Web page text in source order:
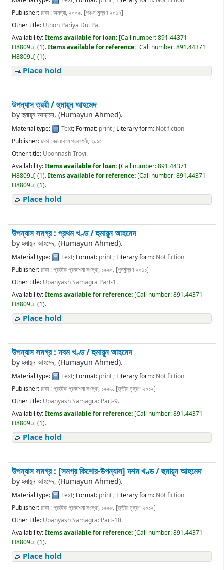
Publisher:ঢাকা : অনন্যা, ২০০৯. [পঞ্চম মুদ্রণ ২০১৭]
Other title: Uthon Pariya Dui Pa.
Availability:Items available for loan: [Call number:891.44371
H8809u] (1).Items available for reference: [Call number:891.44371
H8809u] (1).
Place hold
উপন্যাস ত্রয়ী /হুমায়ূন আহমেদ
byহুমায়ূন আহমেদ, (Humayun Ahmed).
Material type: Text; Format: print; Literary form: Not fiction
Publisher:ঢাকা : জ্ঞানকোষ প্রকাশনী, ২০১৫
Other title: Uponnash Troyi.
Availability:Items available for loan: [Call number:891.44371
H8809u] (1).Items available for reference: [Call number:891.44371
H8809u] (1).
Place hold
উপন্যাস সমগ্র : প্রথম খণ্ড /হুমায়ূন আহমেদ
byহুমায়ূন আহমেদ, (Humayun Ahmed).
Material type: Text; Format: print; Literary form: Not fiction
Publisher:ঢাকা : প্রতীক প্রকাশনা সংস্থা, ১৯৯০. [পুনর্মুদ্রণ ২০১১]
Other title: Upanyash Samagra Part-1.
Availability:Items available for reference: [Call number:891.44371
H8809u] (1).
Place hold
উপন্যাস সমগ্র : নবম খণ্ড /হুমায়ূন আহমেদ
byহুমায়ূন আহমেদ, (Humayun Ahmed).
Material type: Text; Format: print; Literary form: Not fiction
Publisher:ঢাকা : প্রতীক প্রকাশনা সংস্থা, ১৯৯৬. [তৃতীয় মুদ্রণ ২০১২]
Other title: Upanyash Samagra: Part-9.
Availability:Items available for reference: [Call number:891.44371
H8809u] (1).
Place hold
উপন্যাস সমগ্র : [সমগ্র কিশোর-উপন্যাস] দশম খণ্ড /হুমায়ূন আহমেদ
byহুমায়ূন আহমেদ, (Humayun Ahmed).
Material type: Text; Format: print; Literary form: Not fiction
Publisher:ঢাকা : প্রতীক প্রকাশনা সংস্থা, ১৯৯৮. [তৃতীয় মুদ্রণ ২০১২]
Other title: Upanyash Samagra: Part-10.
Availability:Items available for reference: [Call number:891.44371
H8809u] (1).
Place hold